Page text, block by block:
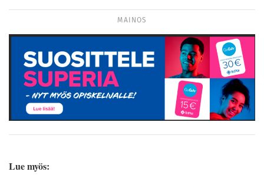
MAINOS
Lue myös: